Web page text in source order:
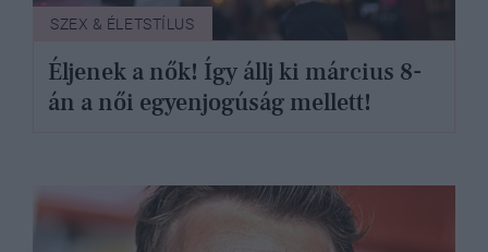
SZEX & ÉLETSTÍLUS
Éljenek a nők! Így állj ki március 8-
án a női egyenjogúság mellett!